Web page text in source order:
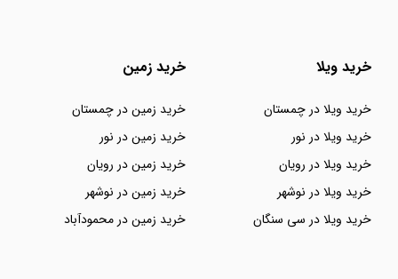
خرید ویلا
خرید ویلا در چمستان
خرید ویلا در نور
خرید ویلا در رویان
خرید ویلا در نوشهر
خرید ویلا در سی سنگان
خرید زمین
خرید زمین در چمستان
خرید زمین در نور
خرید زمین در رویان
خرید زمین در نوشهر
خرید زمین در محمودآباد